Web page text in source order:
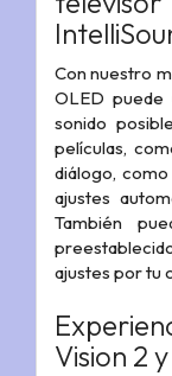
Con nuestro
OLED
sonido
películas,
diálogo,
ajustes
También
ajustes por tu
Vision 2